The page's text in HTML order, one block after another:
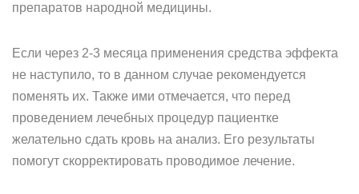
препаратов народной медицины.
Если через 2-3 месяца применения средства эффекта
не наступило, то в данном случае рекомендуется
поменять их. Также ими отмечается, что перед
проведением лечебных процедур пациентке
желательно сдать кровь на анализ. Его результаты
помогут скорректировать проводимое лечение.